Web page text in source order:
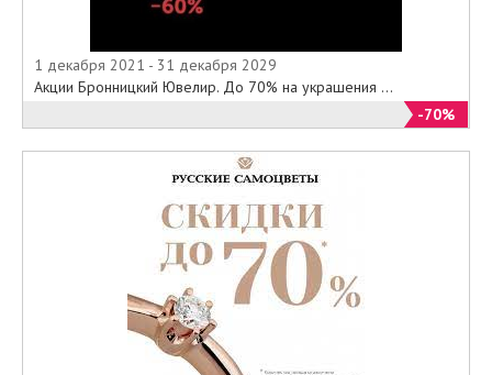
1 декабря 2021 - 31 декабря 2029
Акции Бронницкий Ювелир. До 70% на украшения ...
-70%